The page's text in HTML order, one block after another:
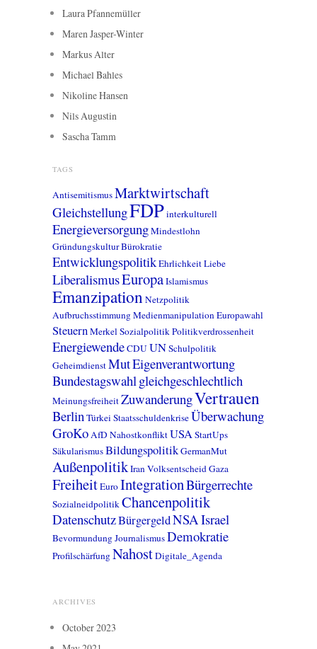
Laura Pfannemüller
Maren Jasper-Winter
Markus Alter
Michael Bahles
Nikoline Hansen
Nils Augustin
Sascha Tamm
TAGS
AntisemitismusMarktwirtschaft
GleichstellungFDPinterkulturell
EnergieversorgungMindestlohn
GründungskulturBürokratie
EntwicklungspolitikEhrlichkeitLiebe
LiberalismusEuropaIslamismus
EmanzipationNetzpolitik
AufbruchsstimmungMedienmanipulationEuropawahl
SteuernMerkelSozialpolitikPolitikverdrossenheit
EnergiewendeCDUUNSchulpolitik
GeheimdienstMutEigenverantwortung
Bundestagswahl gleichgeschlechtlich
MeinungsfreiheitZuwanderungVertrauen
Berlin Türkei StaatsschuldenkriseÜberwachung
GroKoAfD NahostkonfliktUSAStartUps
SäkularismusBildungspolitikGermanMut
AußenpolitikIranVolksentscheidGaza
FreiheitEuroIntegrationBürgerrechte
SozialneidpolitikChancenpolitik
DatenschutzBürgergeldNSA Israel
BevormundungJournalismusDemokratie
ProfilschärfungNahostDigitale_Agenda
ARCHIVES
October 2023